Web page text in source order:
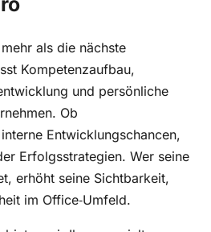
als die nächste
Kompetenzaufbau,
und persönliche
Ob
Entwicklungschancen,
Erfolgsstrategien. Wer seine
erhöht seine Sichtbarkeit,
im Office‑Umfeld.